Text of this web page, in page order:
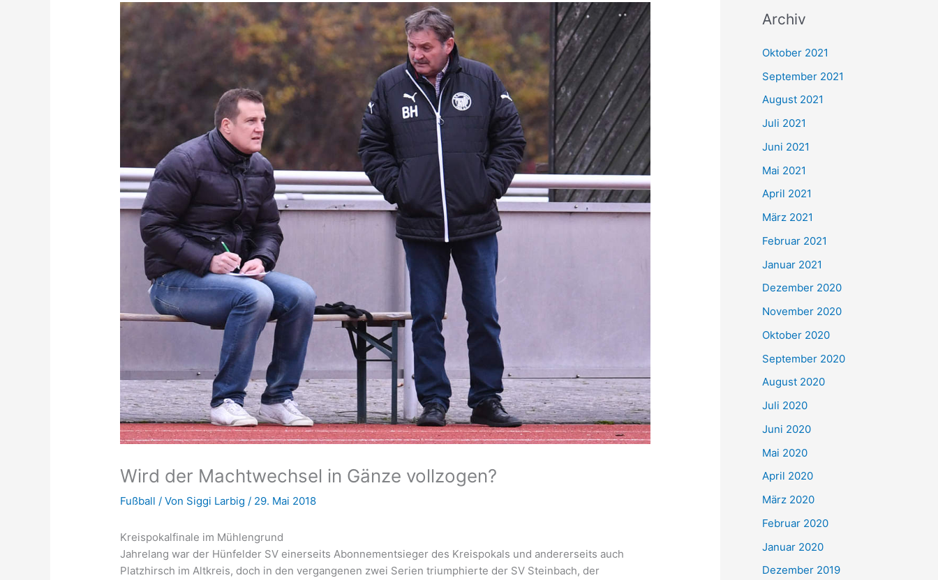
Wird der Machtwechsel in Gänze vollzogen?
Fußball / Von Siggi Larbig/ 29. Mai 2018
Kreispokalfinale im Mühlengrund
Jahrelang war der Hünfelder SV einerseits Abonnementsieger des Kreispokals und andererseits auch
Platzhirsch im Altkreis, doch in den vergangenen zwei Serien triumphierte der SV Steinbach, der
h
e
n
h
:
Archiv
Oktober 2021
September 2021
August 2021
Juli 2021
Juni 2021
Mai 2021
April 2021
März 2021
Februar 2021
Januar 2021
Dezember 2020
November 2020
Oktober 2020
September 2020
August 2020
Juli 2020
Juni 2020
Mai 2020
April 2020
März 2020
Februar 2020
Januar 2020
Dezember 2019